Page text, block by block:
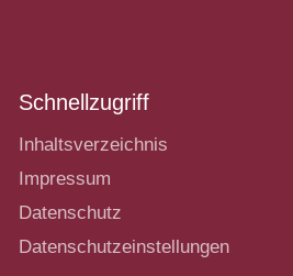
Schnellzugriff
Inhaltsverzeichnis
Impressum
Datenschutz
Datenschutzeinstellungen